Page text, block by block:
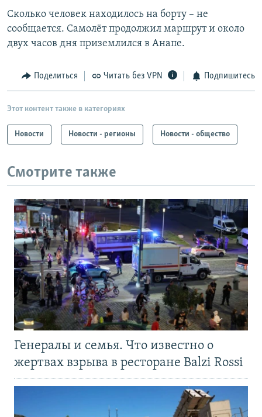
Сколько человек находилось на борту – не
сообщается. Самолёт продолжил маршрут и около
двух часов дня приземлился в Анапе.
Поделиться Читать без VPN Подпишитесь
Этот контент также в категориях
Новости Новости - регионы Новости - общество
Смотрите также
Генералы и семья. Что известно о
жертвах взрыва в ресторане Balzi Rossi